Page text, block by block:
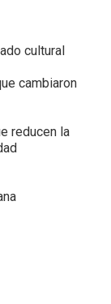
cultural
cambiaron
reducen la